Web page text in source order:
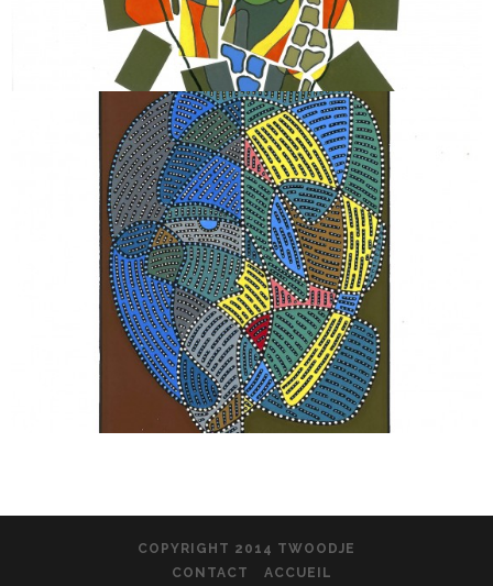
COPYRIGHT 2014 TWOODJE
CONTACT
ACCUEIL